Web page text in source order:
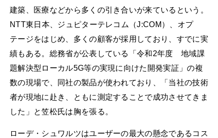
建築、医療などから多くの引き合いが来ているという。
NTT東日本、ジュピターテレコム（J:COM）、オプ
テージをはじめ、多くの顧客が採用しており、すでに実
績もある。総務省が公表している「令和2年度 地域課
題解決型ローカル5G等の実現に向けた開発実証」の複
数の現場で、同社の製品が使われており、「当社の技術
者が現地に赴き、ともに測定することで成功させてきま
した」と笠松氏は胸を張る。
ローデ・シュワルツはユーザーの最大の懸念であるコス